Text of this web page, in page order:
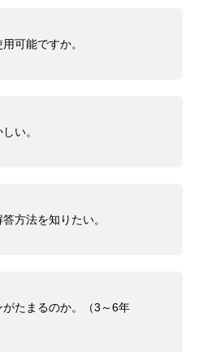
可能ですか。
い。
方法を知りたい。
がたまるのか。（3～6年